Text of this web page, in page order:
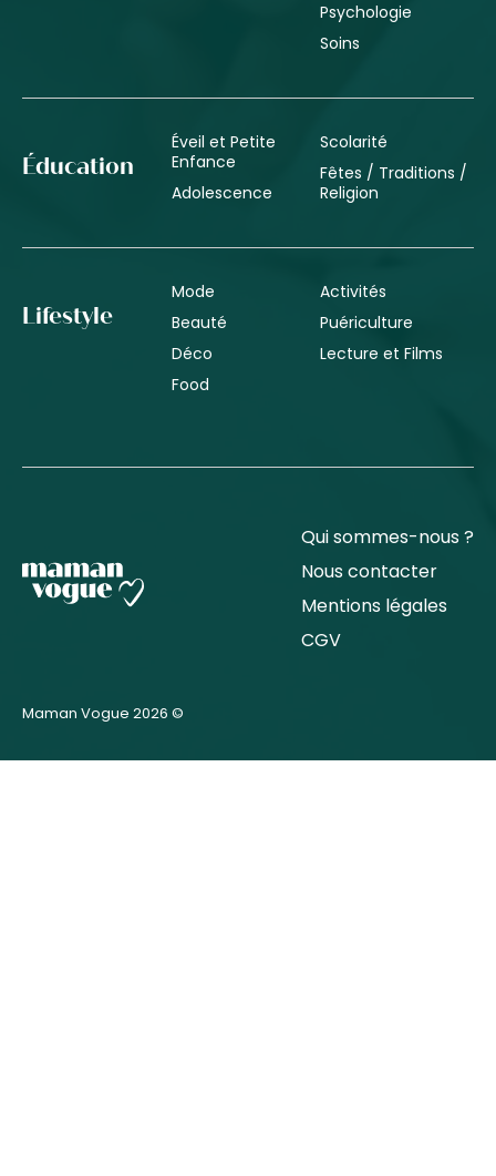
Psychologie
Soins
Éducation
Éveil et Petite
Enfance
Adolescence
Scolarité
Fêtes / Traditions /
Religion
Lifestyle
Mode
Beauté
Déco
Food
Activités
Puériculture
Lecture et Films
Qui sommes-nous ?
Nous contacter
Mentions légales
CGV
Maman Vogue 2026 ©